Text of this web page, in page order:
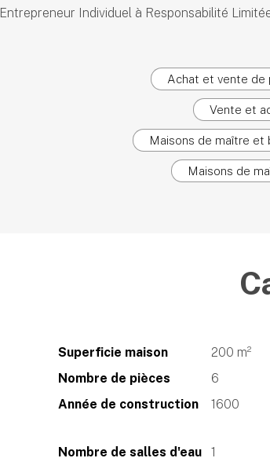
Entrepreneur Individuel à Responsabilité
Achat et vente de
Vente et
Maisons de maître et
Maisons de
Superficie maison 200 m²
Nombre de pièces
6
Année de construction
1600
Nombre de salles d'eau 1